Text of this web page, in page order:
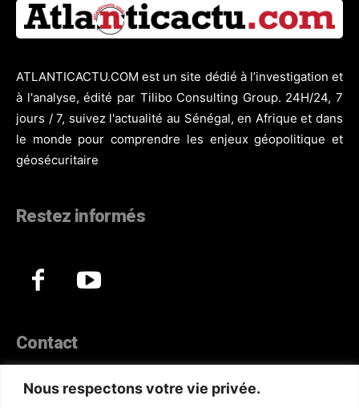
Nous respectons votre vie privée.
ATLANTICACTU.COM est un site dédié à l’investigation et
à l'analyse, édité par Tilibo Consulting Group. 24H/24, 7
jours / 7, suivez l'actualité au Sénégal, en Afrique et dans
le monde pour comprendre les enjeux géopolitique et
géosécuritaire
Restez informés
Contact
Téléphone :(+221) 70 330 86 87‬